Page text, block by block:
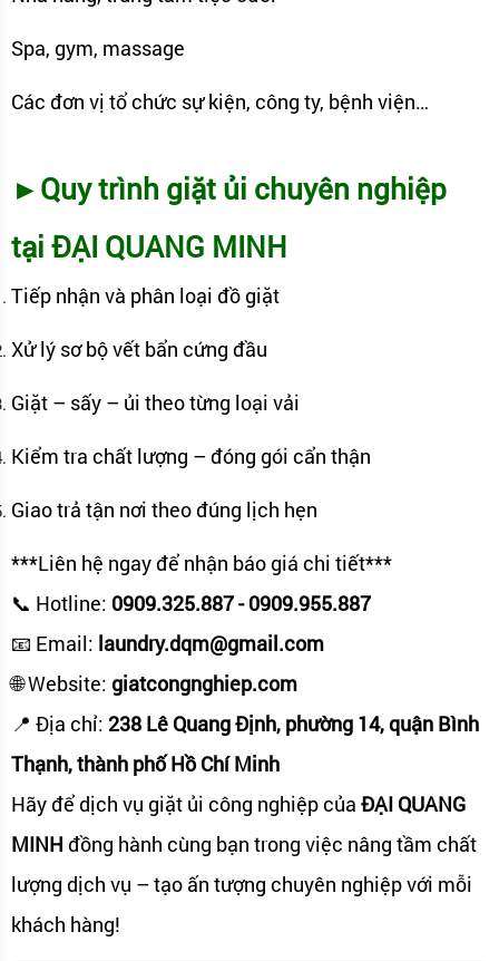
Spa, gym, massage
Các đơn vị tổ chức sự kiện, công ty, bệnh viện…
►Quy trình giặt ủi chuyên nghiệp
tại ĐẠI QUANG MINH
Tiếp nhận và phân loại đồ giặt
Xử lý sơ bộ vết bẩn cứng đầu
Giặt – sấy – ủi theo từng loại vải
Kiểm tra chất lượng – đóng gói cẩn thận
Giao trả tận nơi theo đúng lịch hẹn
***Liên hệ ngay để nhận báo giá chi tiết***
📞 Hotline: 0909.325.887 - 0909.955.887
📧 Email: laundry.dqm@gmail.com
🌐 Website: giatcongnghiep.com
📍 Địa chỉ: 238 Lê Quang Định, phường 14, quận Bình
Thạnh, thành phố Hồ Chí Minh
Hãy để dịch vụ giặt ủi công nghiệp của ĐẠI QUANG
MINH đồng hành cùng bạn trong việc nâng tầm chất
lượng dịch vụ – tạo ấn tượng chuyên nghiệp với mỗi
khách hàng!